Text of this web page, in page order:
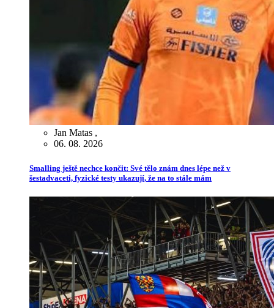
Jan Matas ,
06. 08. 2026
Smalling ještě nechce končit: Své tělo znám dnes lépe než v
šestadvaceti, fyzické testy ukazují, že na to stále mám